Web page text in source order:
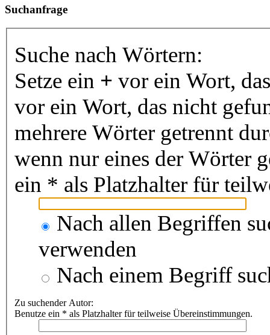
Suchanfrage
Suche nach Wörtern:
Setze ein + vor ein Wort,
vor ein Wort, das nicht
mehrere Wörter getrennt
wenn nur eines der Wörter
ein * als Platzhalter für
Nach allen Begriffen
verwenden
Nach einem Begriff
Zu suchender Autor:
Benutze ein * als Platzhalter für teilweise Übereinstimmungen.